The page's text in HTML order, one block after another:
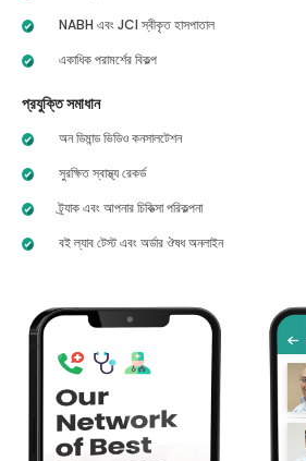
NABH এবং JCI স্বীকৃত হাসপাতাল
একাধিক পরামর্শের বিকল্প
প্রযুক্তি সমাধান
অন ডিমান্ড ভিডিও কনসালটেশন
সুরক্ষিত স্বাস্থ্য রেকর্ড
ট্র্যাক এবং আপনার চিকিত্সা পরিকল্পনা
বই ল্যাব টেস্ট এবং অর্ডার ঔষধ অনলাইন